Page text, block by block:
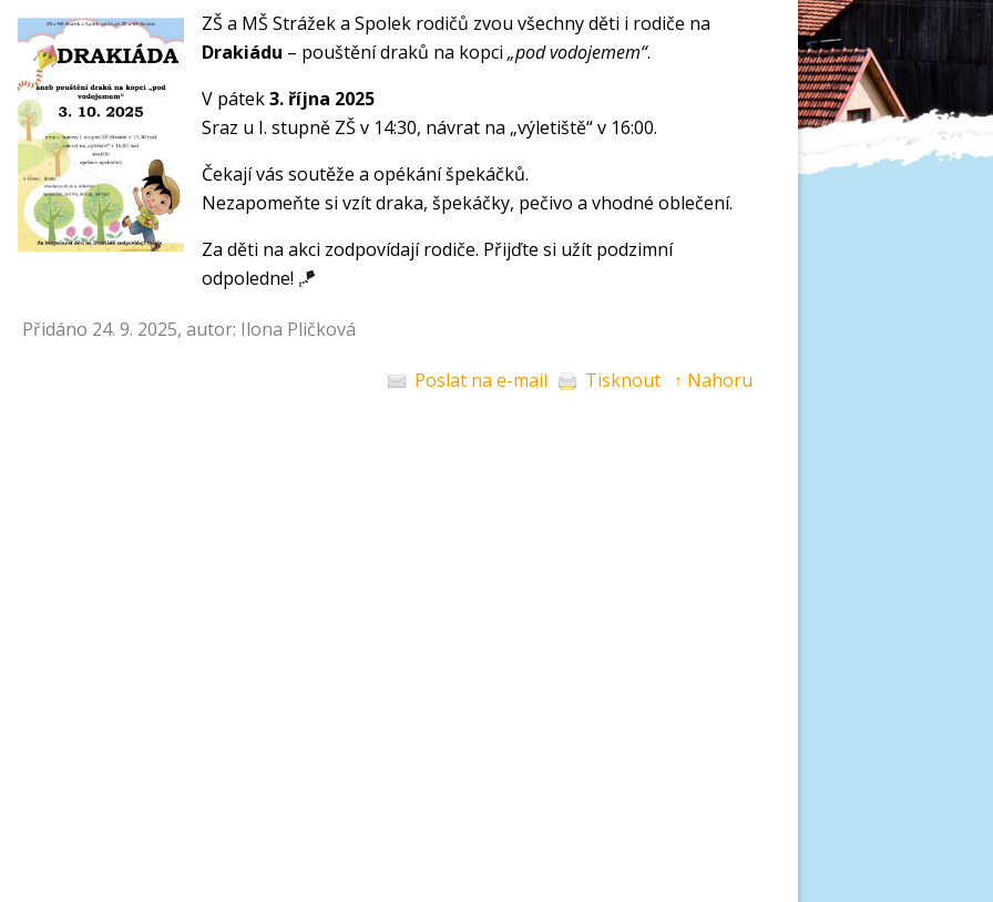
ZŠ a MŠ Strážek a Spolek rodičů zvou všechny děti i rodiče na
Drakiádu – pouštění draků na kopci „pod vodojemem“.
V pátek3. října 2025
Sraz u I. stupně ZŠ v 14:30, návrat na „výletiště“ v 16:00.
Čekají vás soutěže a opékání špekáčků.
Nezapomeňte si vzít draka, špekáčky, pečivo a vhodné oblečení.
Za děti na akci zodpovídají rodiče. Přijďte si užít podzimní
odpoledne! 🪁
Přidáno 24. 9. 2025, autor: Ilona Pličková
Poslat na e-mail Tisknout ↑ Nahoru